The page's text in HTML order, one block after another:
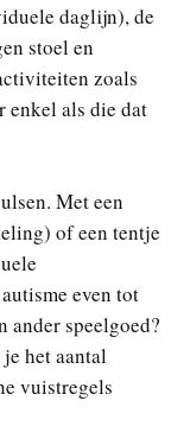
daglijn), de
stoel en
zoals
enkel als die dat
Met een
of een tentje
even tot
ander speelgoed?
het aantal
vuistregels